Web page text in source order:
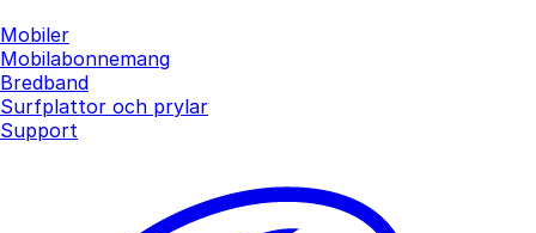
Mobiler
Mobilabonnemang
Bredband
Surfplattor och prylar
Support